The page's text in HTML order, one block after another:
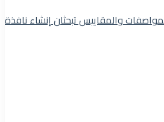
والمقاييس تبحثان إنشاء نافذة